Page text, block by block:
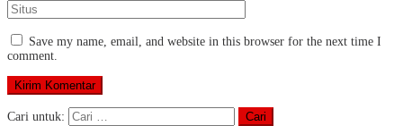
Save my name, email, and website in this browser for the next time I
comment.
Cari untuk: